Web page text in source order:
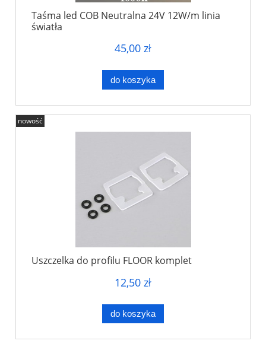
Taśma led COB Neutralna 24V 12W/m linia
światła
45,00 zł
do koszyka
Uszczelka do profilu FLOOR komplet
12,50 zł
do koszyka
nowość